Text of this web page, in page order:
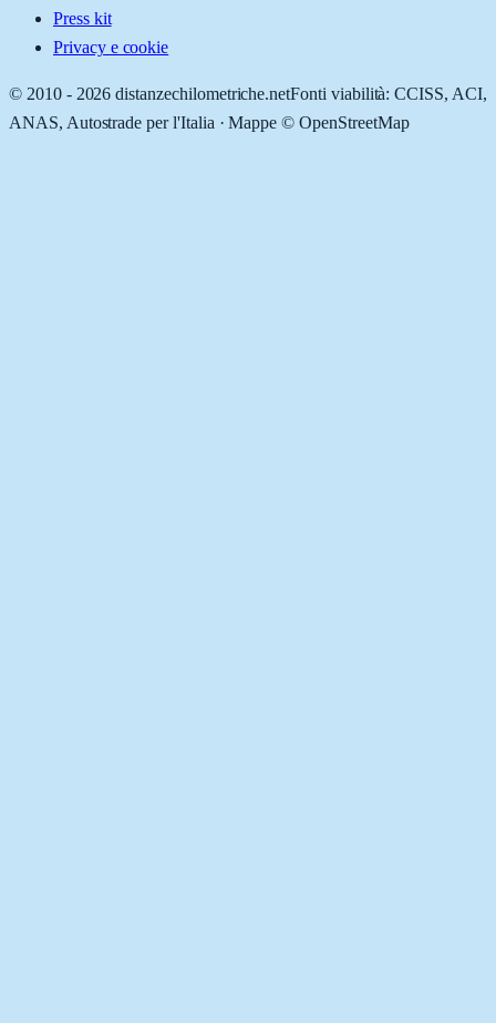
Press kit
Privacy e cookie
© 2010 - 2026 distanzechilometriche.netFonti viabilità: CCISS, ACI,
ANAS, Autostrade per l'Italia · Mappe © OpenStreetMap